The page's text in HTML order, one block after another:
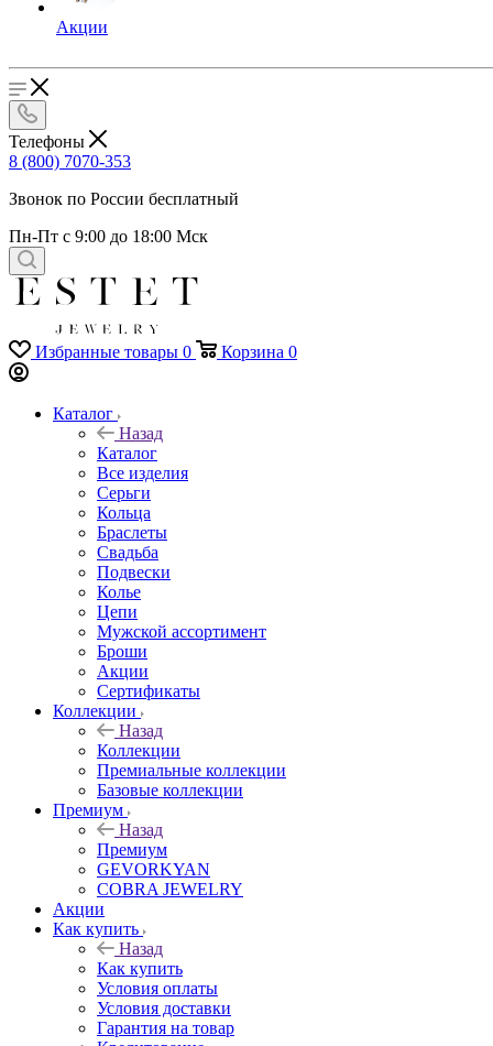
Акции
Телефоны
8 (800) 7070-353
Звонок по России бесплатный
Пн-Пт с 9:00 до 18:00 Мск
Избранные товары 0 Корзина 0
Каталог
Назад
Каталог
Все изделия
Серьги
Кольца
Браслеты
Свадьба
Подвески
Колье
Цепи
Мужской ассортимент
Броши
Акции
Сертификаты
Коллекции
Назад
Коллекции
Премиальные коллекции
Базовые коллекции
Премиум
Назад
Премиум
GEVORKYAN
COBRA JEWELRY
Акции
Как купить
Назад
Как купить
Условия оплаты
Условия доставки
Гарантия на товар